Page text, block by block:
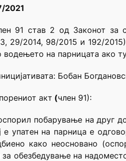
2021
91 став 2 од Законот за
29/2014, 98/2015 и 192/
водењето на парницата ако
Бобан
акт (член 91):
побарување на друг
е упатен на парница е
како неосновано
обезбедување на